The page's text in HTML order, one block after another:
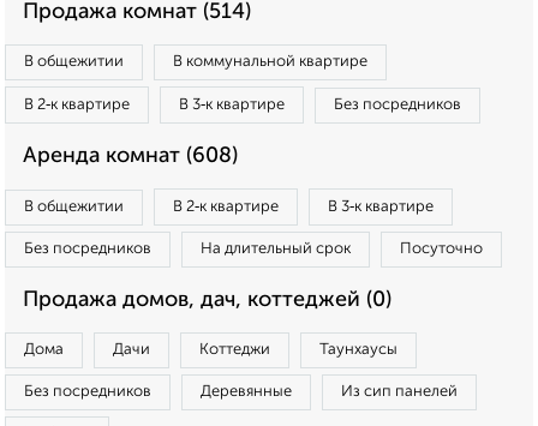
Продажа комнат (514)
В общежитии В коммунальной квартире
В 2‑к квартире В 3‑к квартире Без посредников
Аренда комнат (608)
В общежитии В 2‑к квартире В 3‑к квартире
Без посредников На длительный срок Посуточно
Продажа домов, дач, коттеджей (0)
Дома Дачи Коттеджи Таунхаусы
Без посредников Деревянные Из сип панелей